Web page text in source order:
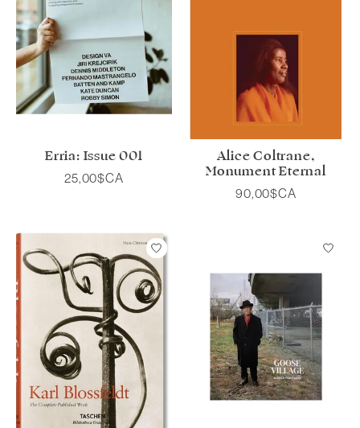
Erria: Issue 001
25,00$CA
Alice Coltrane,
Monument Eternal
90,00$CA